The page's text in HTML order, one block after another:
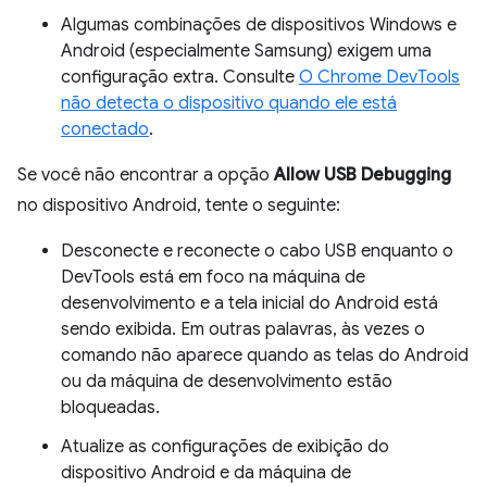
Algumas combinações de dispositivos Windows e
Android (especialmente Samsung) exigem uma
configuração extra. Consulte O Chrome DevTools
não detecta o dispositivo quando ele está
conectado.
Se você não encontrar a opçãoAllow USB Debugging
no dispositivo Android, tente o seguinte:
Desconecte e reconecte o cabo USB enquanto o
DevTools está em foco na máquina de
desenvolvimento e a tela inicial do Android está
sendo exibida. Em outras palavras, às vezes o
comando não aparece quando as telas do Android
ou da máquina de desenvolvimento estão
bloqueadas.
Atualize as configurações de exibição do
dispositivo Android e da máquina de